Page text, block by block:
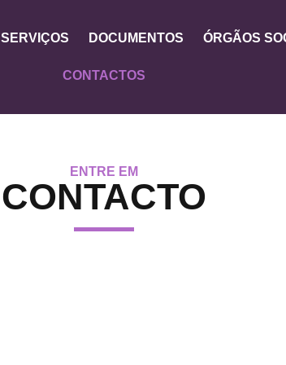
SERVIÇOS DOCUMENTOS ÓRGÃOS
CONTACTOS
ENTRE EM
CONTACTO